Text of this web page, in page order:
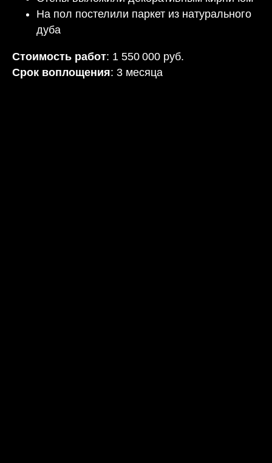
На пол постелили паркет из натурального
дуба
Стоимость работ: 1 550 000 руб.
Срок воплощения: 3 месяца